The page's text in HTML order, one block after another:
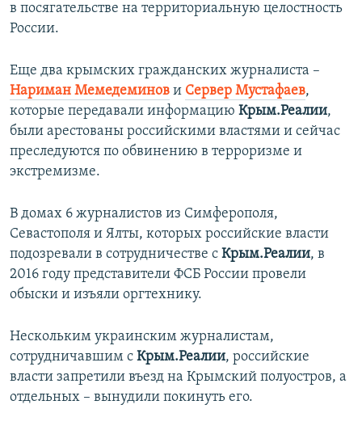
в посягательстве на территориальную целостность
России.
Еще два крымских гражданских журналиста –
Нариман Мемедеминов и Сервер Мустафаев,
которые передавали информацию Крым.Реалии,
были арестованы российскими властями и сейчас
преследуются по обвинению в терроризме и
экстремизме.
В домах 6 журналистов из Симферополя,
Севастополя и Ялты, которых российские власти
подозревали в сотрудничестве с Крым.Реалии, в
2016 году представители ФСБ России провели
обыски и изъяли оргтехнику.
Нескольким украинским журналистам,
сотрудничавшим с Крым.Реалии, российские
власти запретили въезд на Крымский полуостров, а
отдельных – вынудили покинуть его.